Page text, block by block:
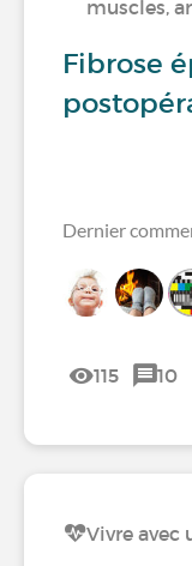
muscles,
Fibrose
Dernier
115 10
Vivre avec